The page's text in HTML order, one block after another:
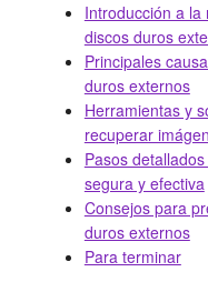
Introducción a
discos duros
Principales
duros externos
Herramientas y
recuperar
Pasos
segura y efectiva
Consejos para
duros externos
Para terminar